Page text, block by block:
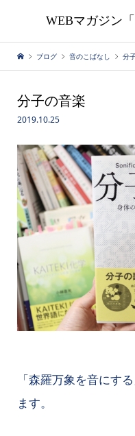
WEBマガジン
ブログ 音のこばなし 分
分子の音楽
2019.10.25
「森羅万象を音にす
ます。